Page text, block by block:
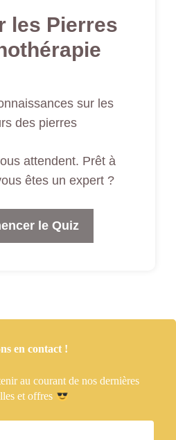
les Pierres
sur les
des pierres
attendent. Prêt à
êtes un expert ?
le Quiz
en contact !
au courant de nos dernières
et offres